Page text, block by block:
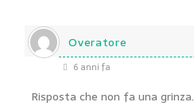
Overatore
6 anni fa
Risposta che non fa una grinza.